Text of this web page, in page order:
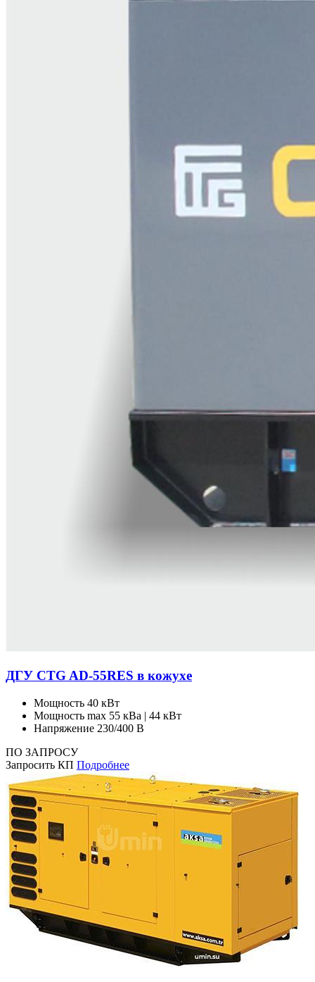
ДГУ CTG AD-55RES в кожухе
Мощность 40 кВт
Мощность max 55 кВа | 44 кВт
Напряжение 230/400 В
ПО ЗАПРОСУ
Запросить КП Подробнее